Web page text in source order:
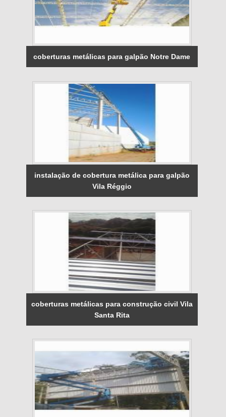
coberturas metálicas para galpão Notre Dame
instalação de cobertura metálica para galpão
Vila Réggio
coberturas metálicas para construção civil Vila
Santa Rita